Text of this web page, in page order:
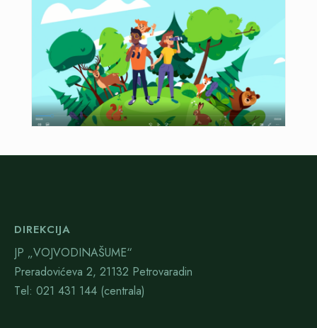
DIREKCIJA
JP „VOJVODINAŠUME“
Preradovićeva 2, 21132 Petrovaradin
Тel: 021 431 144 (centrala)